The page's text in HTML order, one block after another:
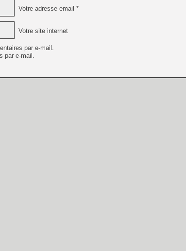
Votre adresse email *
Votre site internet
par e-mail.
par e-mail.